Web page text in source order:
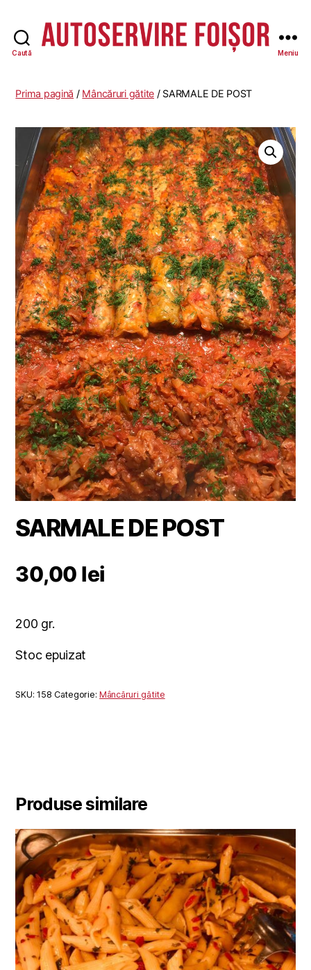
Caută
-
Meniu
Prima pagină / Mâncăruri gătite / SARMALE DE POST
SARMALE DE POST
30,00 lei
200 gr.
Stoc epuizat
SKU:158 Categorie:Mâncăruri gătite
Produse similare